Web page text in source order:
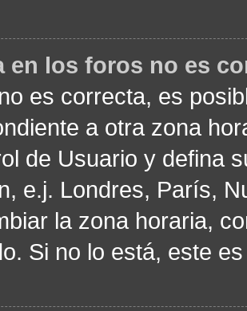
en los foros no es
es correcta, es
a otra zona
de Usuario y defina
e.j. Londres, París,
la zona horaria,
Si no lo está, este